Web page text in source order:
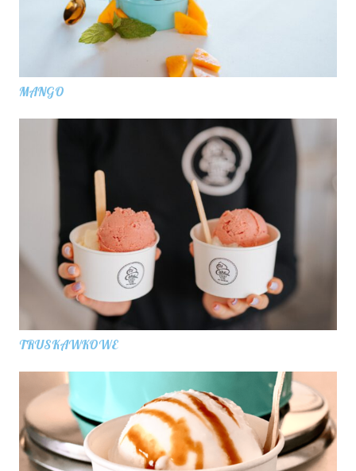
MANGO
TRUSKAWKOWE